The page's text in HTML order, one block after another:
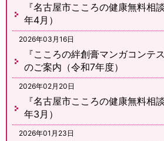
『名古屋市こころの健康無料相
年4月）
2026年03月16日
『こころの絆創膏マンガコンテ
のご案内（令和7年度）
2026年02月20日
『名古屋市こころの健康無料相
年3月）
2026年01月23日